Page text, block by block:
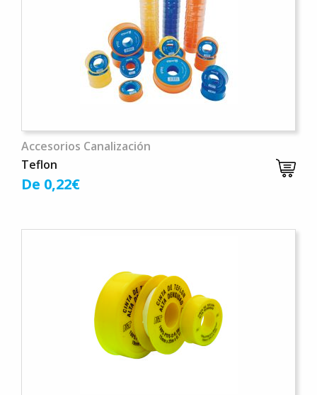
Accesorios Canalización
Teflon
De 0,22€